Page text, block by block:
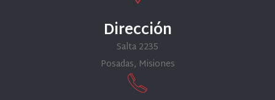
Dirección
Salta 2235
Posadas, Misiones